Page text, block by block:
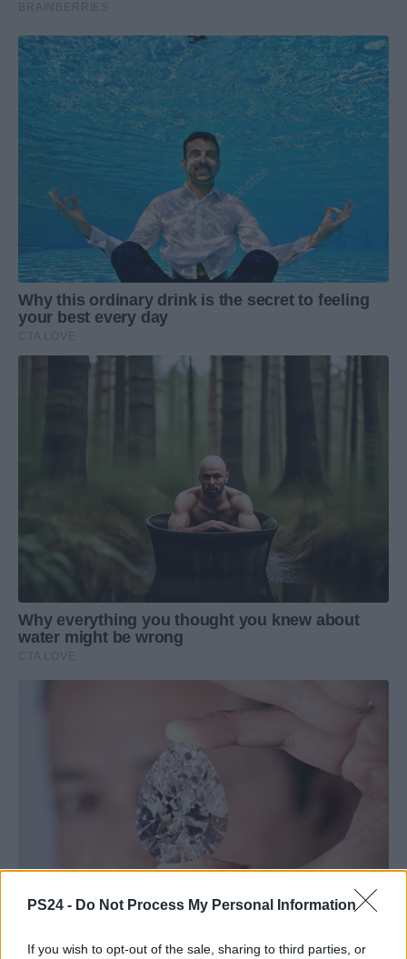
PS24 - Do Not Process My Personal Information
If you wish to opt-out of the sale, sharing to third parties, or